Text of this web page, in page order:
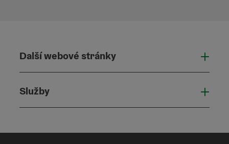
Další webové stránky
Služby